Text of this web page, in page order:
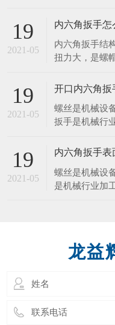
以下几项优点
传统扳手快三
还要快。 2．
—6种规格的螺
19
2021-05
内六角扳手表
螺丝是机械设
是机械行业加
角扳手的不同
表面处理要求
亮； 2．亚铬
亮度，在外加